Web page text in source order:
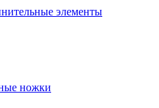
элементы
ножки